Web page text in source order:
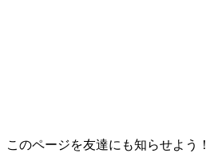
このページを友達にも知らせよう！